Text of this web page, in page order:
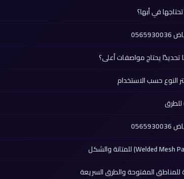
في أبها؟
يحتاج مواصفات أعلى؟
النوع حسب الاستخدام
المفتوحة والطرق السريعة